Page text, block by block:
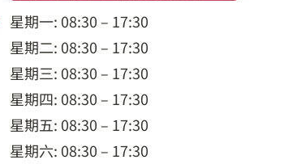
星期一: 08:30 – 17:30
星期二: 08:30 – 17:30
星期三: 08:30 – 17:30
星期四: 08:30 – 17:30
星期五: 08:30 – 17:30
星期六: 08:30 – 17:30